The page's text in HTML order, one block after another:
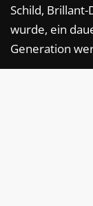
Schild,
wurde, ein
Generation